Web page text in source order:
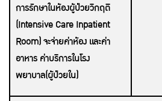
การรักษาในห้องผู้ป่วยวิกฤติ
(Intensive Care Inpatient
Room) จะจ่ายค่าห้อง และค่า
อาหาร ค่าบริการในโรง
พยาบาล(ผู้ป่วยใน)